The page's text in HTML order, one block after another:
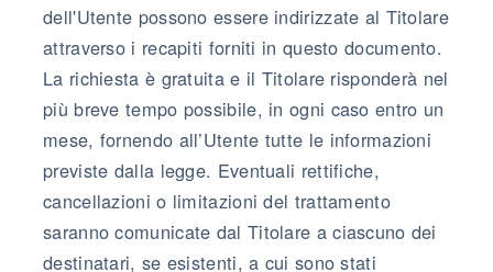
dell'Utente possono essere indirizzate al Titolare
attraverso i recapiti forniti in questo documento.
La richiesta è gratuita e il Titolare risponderà nel
più breve tempo possibile, in ogni caso entro un
mese, fornendo all’Utente tutte le informazioni
previste dalla legge. Eventuali rettifiche,
cancellazioni o limitazioni del trattamento
saranno comunicate dal Titolare a ciascuno dei
destinatari, se esistenti, a cui sono stati